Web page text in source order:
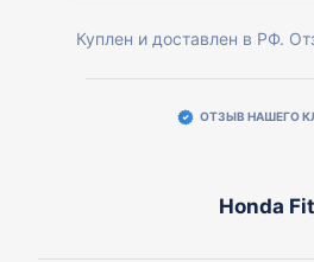
Куплен и доставлен в РФ.
ОТЗЫВ НАШЕГО
Honda Fit